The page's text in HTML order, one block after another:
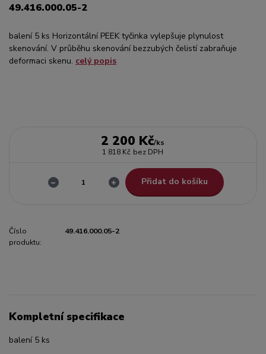
49.416.000.05-2
balení 5 ks Horizontální PEEK tyčinka vylepšuje plynulost
skenování. V průběhu skenování bezzubých čelistí zabraňuje
deformaci skenu. celý popis
2 200 Kč/ks
1 818 Kč bez DPH
Přidat do košíku
Číslo
produktu:
49.416.000.05-2
Kompletní specifikace
balení 5 ks